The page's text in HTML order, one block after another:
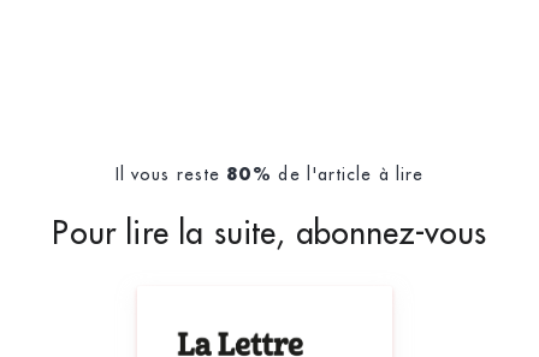
Il vous reste 80% de l'article à lire
Pour lire la suite, abonnez-vous